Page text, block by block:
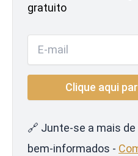
gratuito
🔗 Junte-se a mais
bem-informados -